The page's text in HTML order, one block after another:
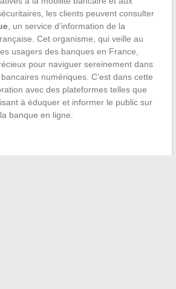
les clients peuvent consulter
, un service d’information de la
Cet organisme, qui veille au
usagers des banques en France,
pour naviguer sereinement dans
numériques. C’est dans cette
avec des plateformes telles que
à éduquer et informer le public sur
banque en ligne.